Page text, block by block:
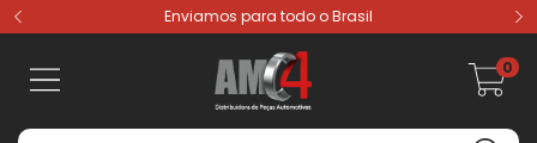
Enviamos para todo o Brasil
0